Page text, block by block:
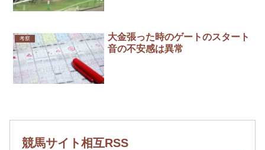
考察
大金張った時のゲートのスタート
音の不安感は異常
競馬サイト相互RSS